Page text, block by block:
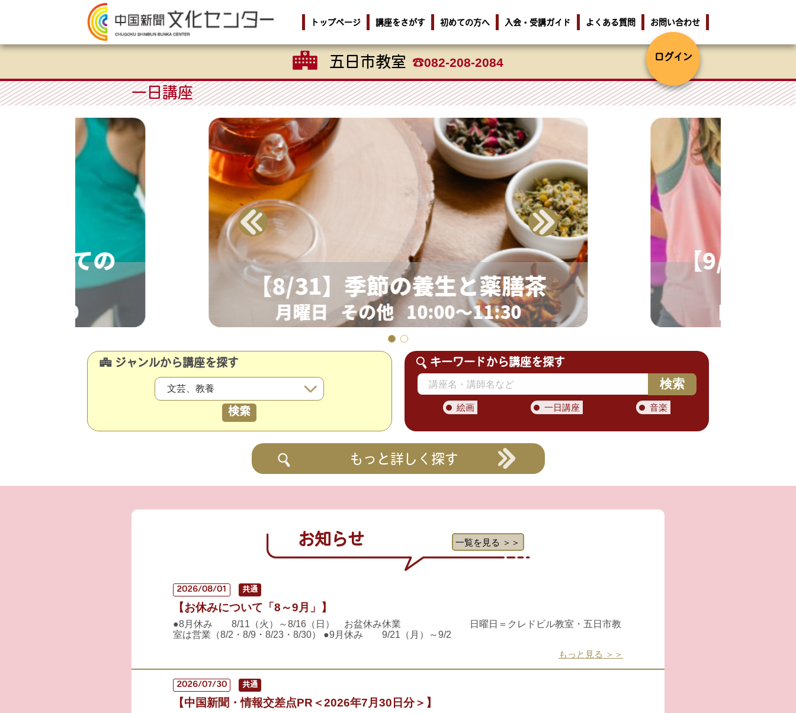
トップページ 講座をさがす 初めての方へ 入会・受講ガイド よくある質問 お問い合わせ
ログイン
五日市教室 082-208-2084
一日講座
じめての
～11:00
【8/31】季節の養生と薬膳茶
月曜日 その他 10:00～11:30
【9/27】
日曜日
ジャンルから講座を探す
検索
キーワードから講座を探す
検索
絵画 一日講座 音楽
もっと詳しく探す
お知らせ 一覧を見る ＞＞
2026/08/01 共通
【お休みについて「8～9月」】
●8月休み 8/11（火）～8/16（日） お盆休み休業 日曜日＝クレドビル教室・五日市教
室は営業（8/2・8/9・8/23・8/30） ●9月休み 9/21（月）～9/2
もっと見る ＞＞
2026/07/30 共通
【中国新聞・情報交差点PR＜2026年7月30日分＞】